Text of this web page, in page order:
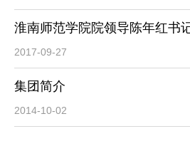
淮南师范学院院领导陈年红书
2017-09-27
集团简介
2014-10-02